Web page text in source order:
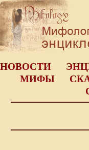
НОВОСТИ
МИФЫ